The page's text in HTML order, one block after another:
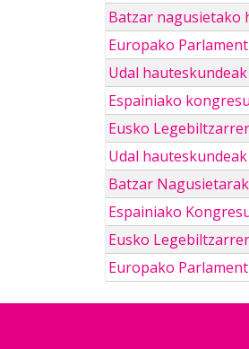
Batzar nagusietako
Europako
Udal hauteskundeak
Espainiako
Eusko
Udal hauteskundeak
Batzar
Espainiako
Eusko
Europako